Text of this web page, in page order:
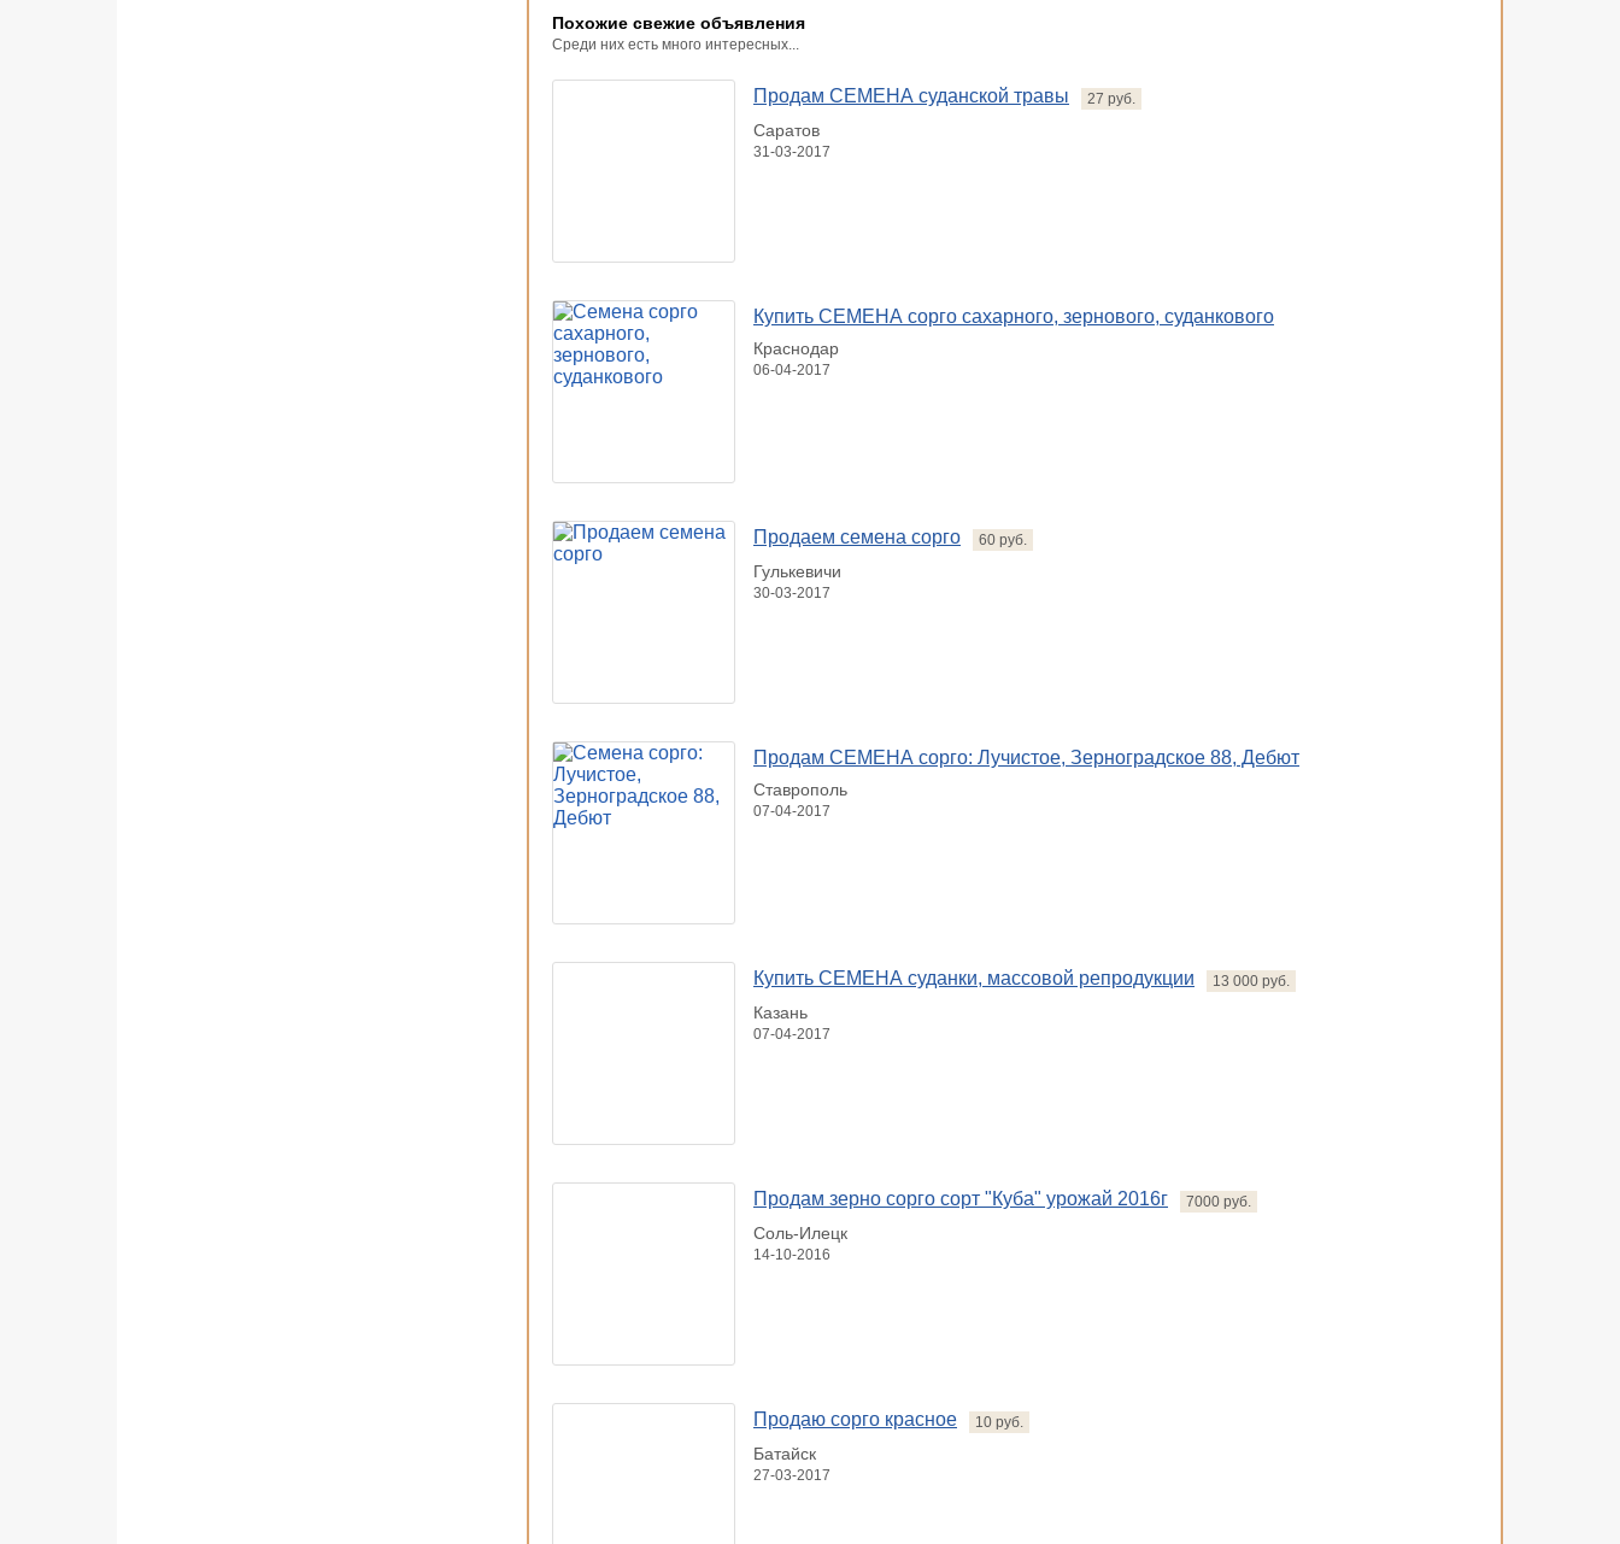
Похожие свежие объявления
Среди них есть много интересных...
Продам СЕМЕНА суданской травы 27 руб.
Саратов
31-03-2017
Купить СЕМЕНА сорго сахарного, зернового, суданкового
Краснодар
06-04-2017
Продаем семена сорго 60 руб.
Гулькевичи
30-03-2017
Продам СЕМЕНА сорго: Лучистое, Зерноградское 88, Дебют
Ставрополь
07-04-2017
Купить СЕМЕНА суданки, массовой репродукции 13 000 руб.
Казань
07-04-2017
Продам зерно сорго сорт "Куба" урожай 2016г 7000 руб.
Соль-Илецк
14-10-2016
Продаю сорго красное 10 руб.
Батайск
27-03-2017